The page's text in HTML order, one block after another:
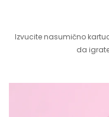
Izvucite nasumično
da